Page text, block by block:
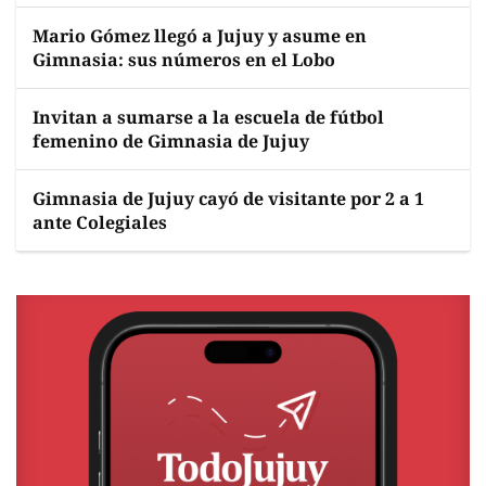
Mario Gómez llegó a Jujuy y asume en
Gimnasia: sus números en el Lobo
Invitan a sumarse a la escuela de fútbol
femenino de Gimnasia de Jujuy
Gimnasia de Jujuy cayó de visitante por 2 a 1
ante Colegiales